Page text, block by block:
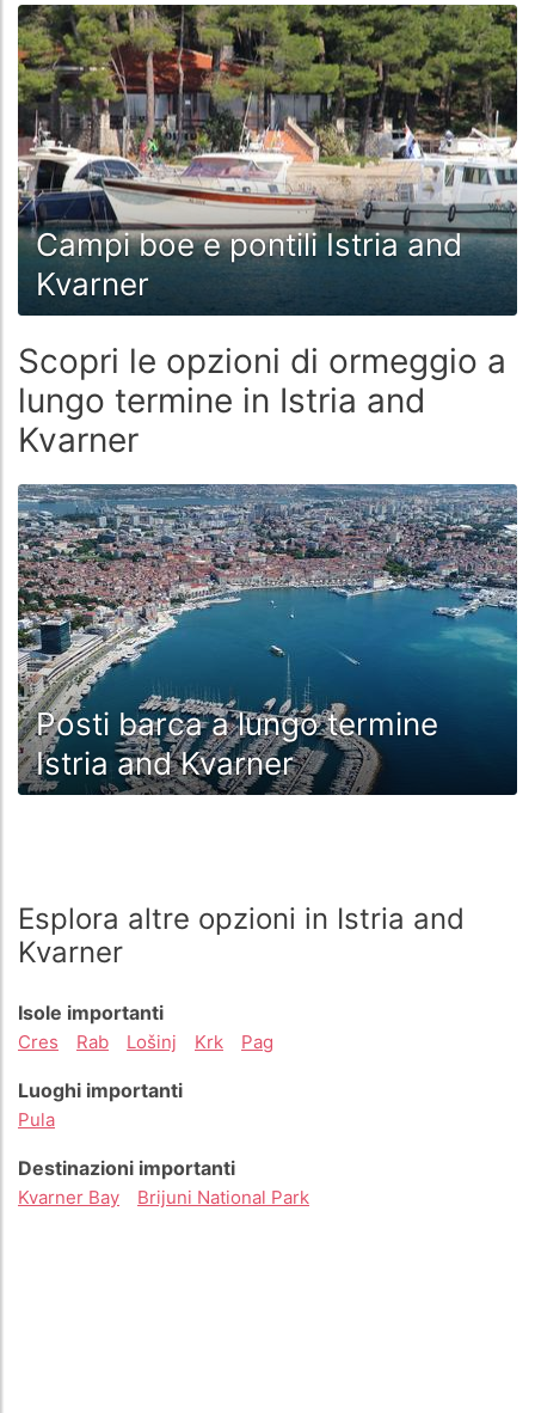
Campi boe e pontili Istria and
Kvarner
Scopri le opzioni di ormeggio a
lungo termine in Istria and
Kvarner
Posti barca a lungo termine
Istria and Kvarner
Esplora altre opzioni in Istria and
Kvarner
Isole importanti
Cres Rab Lošinj Krk Pag
Luoghi importanti
Pula
Destinazioni importanti
Kvarner Bay Brijuni National Park